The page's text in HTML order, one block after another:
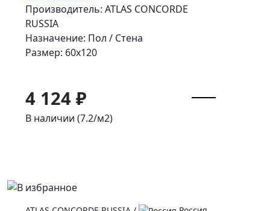
Производитель: ATLAS CONCORDE
RUSSIA
Назначение: Пол / Стена
Размер: 60x120
4 124 ₽
В наличии (7.2/м2)